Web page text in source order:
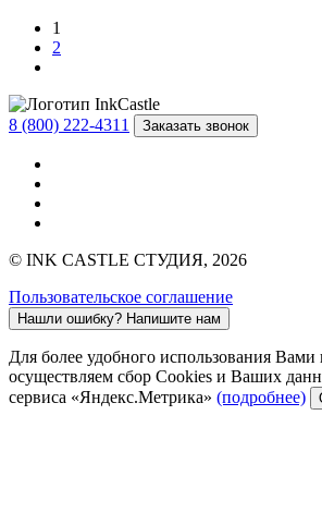
1
2
8 (800) 222-4311 Заказать звонок
© INK CASTLE СТУДИЯ, 2026
Пользовательское соглашение
Нашли ошибку? Напишите нам
Для более удобного использования
осуществляем сбор Cookies и Ваших
сервиса «Яндекс.Метрика» (подробнее)